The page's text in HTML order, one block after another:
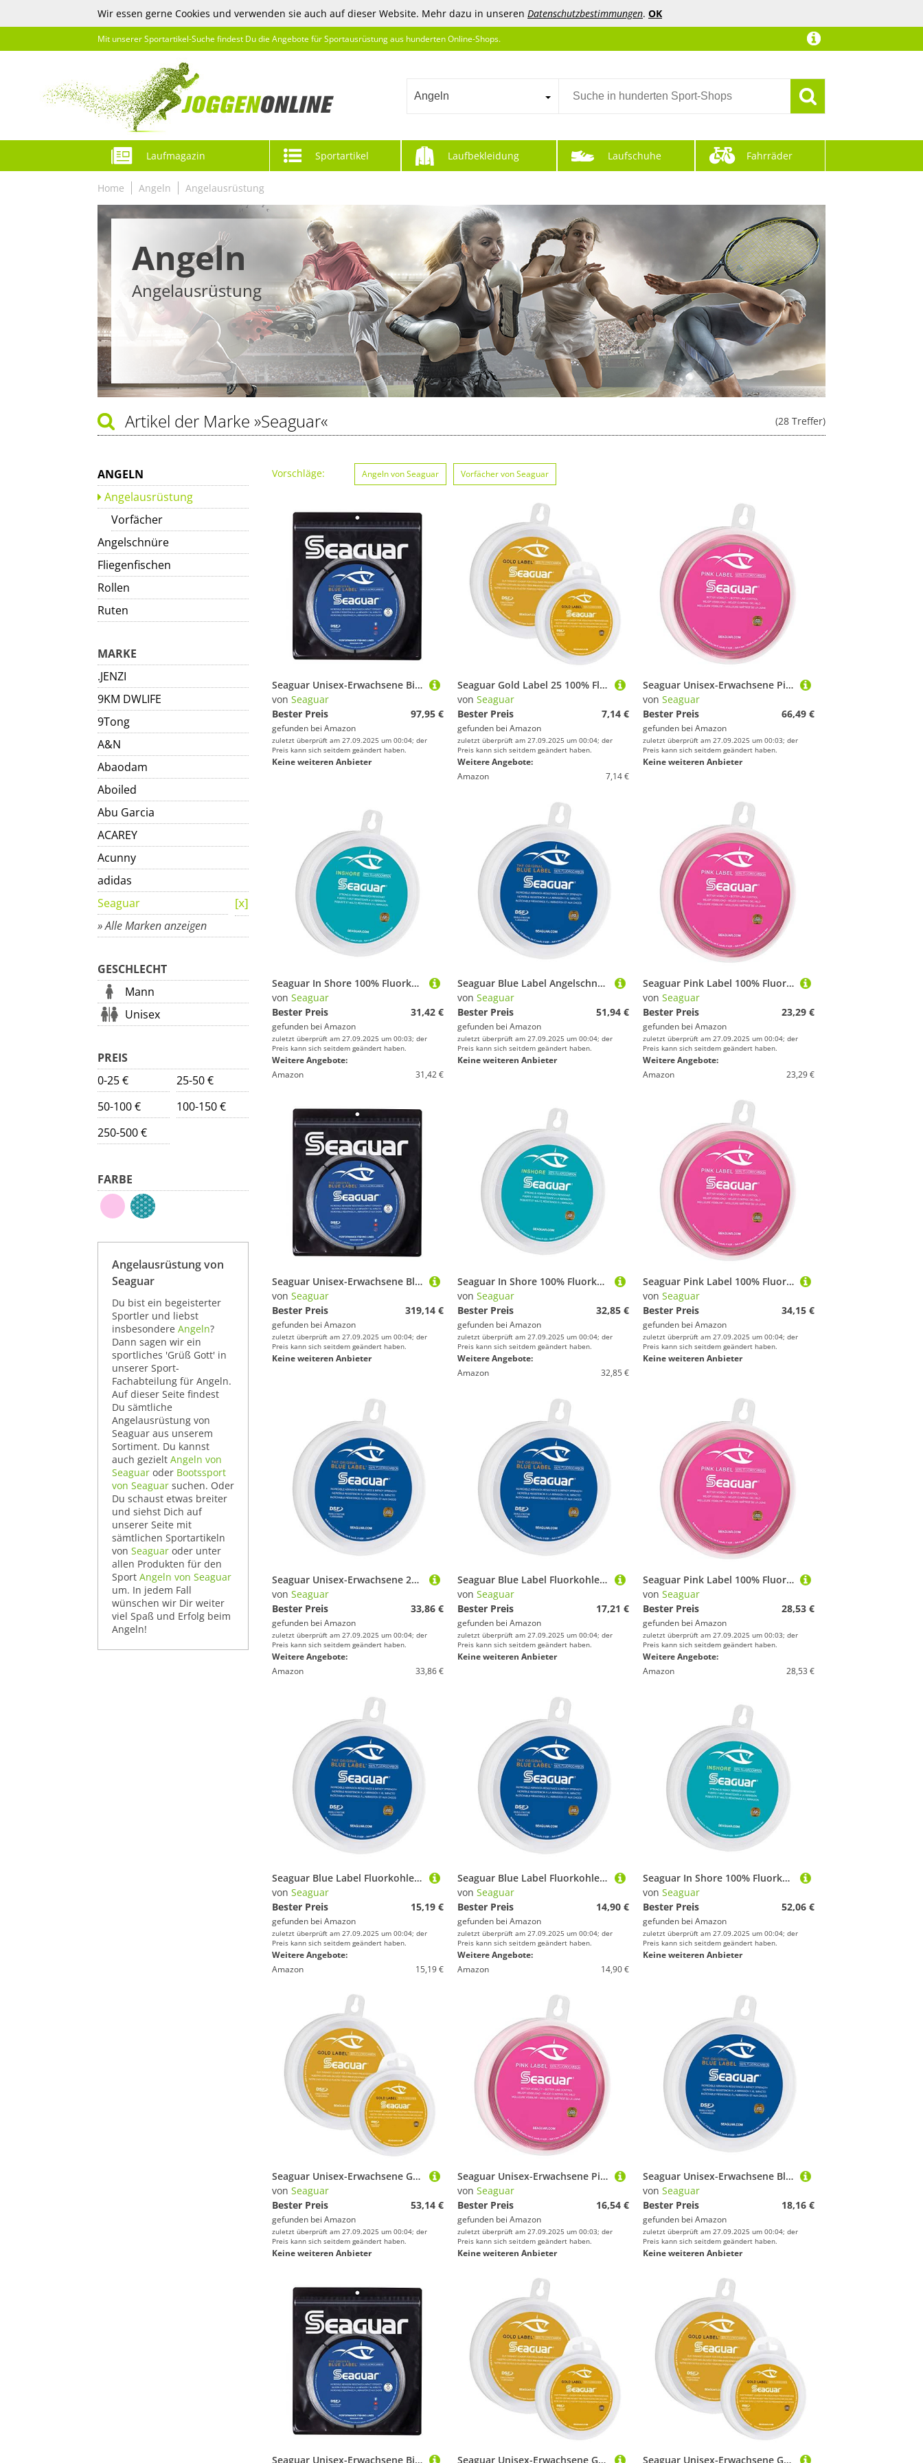
Wir essen gerne Cookies und verwenden sie auch auf dieser Website. Mehr dazu in unseren Datenschutzbestimmungen. OK
Mit unserer Sportartikel-Suche findest Du die Angebote für Sportausrüstung aus hunderten Online-Shops.
Angeln
Laufmagazin Sportartikel Laufbekleidung Laufschuhe Fahrräder
Home Angeln Angelausrüstung
Angeln
Angelausrüstung
(28 Treffer)
Artikel der Marke »Seaguar«
ANGELN
Angelausrüstung
Vorfächer
Angelschnüre
Fliegenfischen
Rollen
Ruten
MARKE
.JENZI
9KM DWLIFE
9Tong
A&N
Abaodam
Aboiled
Abu Garcia
ACAREY
Acunny
adidas
Seaguar
» Alle Marken anzeigen
GESCHLECHT
Mann
Unisex
PREIS
0-25 €
25-50 €
50-100 €
100-150 €
250-500 €
FARBE
Angelausrüstung von
Seaguar
Du bist ein begeisterter
Sportler und liebst
insbesondere Angeln?
Dann sagen wir ein
sportliches 'Grüß Gott' in
unserer Sport-
Fachabteilung für Angeln.
Auf dieser Seite findest
Du sämtliche
Angelausrüstung von
Seaguar aus unserem
Sortiment. Du kannst
auch gezielt Angeln von
Seaguar oder Bootssport
von Seaguar suchen. Oder
Du schaust etwas breiter
und siehst Dich auf
unserer Seite mit
sämtlichen Sportartikeln
von Seaguar oder unter
allen Produkten für den
Sport Angeln von Seaguar
um. In jedem Fall
wünschen wir Dir weiter
viel Spaß und Erfolg beim
Angeln!
Vorschläge: Angeln von Seaguar Vorfächer von Seaguar
Seaguar Unisex-Erwachsene Big Game Blue Label 100% Fluorkohlenstoff-Vorfach, farblos, 30 meters/180lbs
von Seaguar
Bester Preis
97,95 €
gefunden bei Amazon
zuletzt überprüft am 27.09.2025 um 00:04; der
Preis kann sich seitdem geändert haben.
Keine weiteren Anbieter
Seaguar Gold Label 25 100% Fluorkohlenstoff-Vorfach, Transparent, 4lbs/25yds
von Seaguar
Bester Preis
7,14 €
gefunden bei Amazon
zuletzt überprüft am 27.09.2025 um 00:04; der
Preis kann sich seitdem geändert haben.
Weitere Angebote:
Amazon
7,14 €
Seaguar Unisex-Erwachsene Pink Label 100% Fluorkohlenstoff-Vorfach, Rose, 150lbs/25yds
von Seaguar
Bester Preis
66,49 €
gefunden bei Amazon
zuletzt überprüft am 27.09.2025 um 00:03; der
Preis kann sich seitdem geändert haben.
Keine weiteren Anbieter
Seaguar In Shore 100% Fluorkohlenstoff-Vorfach, Transparent, 40-Pounds/100-Yards
von Seaguar
Bester Preis
31,42 €
gefunden bei Amazon
zuletzt überprüft am 27.09.2025 um 00:03; der
Preis kann sich seitdem geändert haben.
Weitere Angebote:
Amazon
31,42 €
Seaguar Blue Label Angelschnurvorfach aus 100% Fluorkohlenstoff, farblos, 30lbs/100yds
von Seaguar
Bester Preis
51,94 €
gefunden bei Amazon
zuletzt überprüft am 27.09.2025 um 00:04; der
Preis kann sich seitdem geändert haben.
Keine weiteren Anbieter
Seaguar Pink Label 100% Fluorkohlenstoff-Vorfach, Rose, 40lbs/25yds
von Seaguar
Bester Preis
23,29 €
gefunden bei Amazon
zuletzt überprüft am 27.09.2025 um 00:04; der
Preis kann sich seitdem geändert haben.
Weitere Angebote:
Amazon
23,29 €
Seaguar Unisex-Erwachsene Blue Label Big Game 110 Fluorcarbon Angelschnur Vorfach, Transparent, 110yds 180lbs
von Seaguar
Bester Preis
319,14 €
gefunden bei Amazon
zuletzt überprüft am 27.09.2025 um 00:04; der
Preis kann sich seitdem geändert haben.
Keine weiteren Anbieter
Seaguar In Shore 100% Fluorkohlenstoff-Vorfach, Transparent, 50-Pounds/100-Yards
von Seaguar
Bester Preis
32,85 €
gefunden bei Amazon
zuletzt überprüft am 27.09.2025 um 00:04; der
Preis kann sich seitdem geändert haben.
Weitere Angebote:
Amazon
32,85 €
Seaguar Pink Label 100% Fluorkohlenstoff-Vorfach, Rose, 50lbs/25yds
von Seaguar
Bester Preis
34,15 €
gefunden bei Amazon
zuletzt überprüft am 27.09.2025 um 00:04; der
Preis kann sich seitdem geändert haben.
Keine weiteren Anbieter
Seaguar Unisex-Erwachsene 20FC100 Blue Label Fluorocarbon-Vorfach, 91 m, 9 kg, Transparent, 20lbs/100yds
von Seaguar
Bester Preis
33,86 €
gefunden bei Amazon
zuletzt überprüft am 27.09.2025 um 00:04; der
Preis kann sich seitdem geändert haben.
Weitere Angebote:
Amazon
33,86 €
Seaguar Blue Label Fluorkohlenstoff-Vorfach, durchsichtig, 15-Pounds/25-Yards
von Seaguar
Bester Preis
17,21 €
gefunden bei Amazon
zuletzt überprüft am 27.09.2025 um 00:04; der
Preis kann sich seitdem geändert haben.
Keine weiteren Anbieter
Seaguar Pink Label 100% Fluorkohlenstoff-Vorfach, Rose, 80lbs/25yds
von Seaguar
Bester Preis
28,53 €
gefunden bei Amazon
zuletzt überprüft am 27.09.2025 um 00:03; der
Preis kann sich seitdem geändert haben.
Weitere Angebote:
Amazon
28,53 €
Seaguar Blue Label Fluorkohlenstoff-Vorfach, durchsichtig, 6-Pounds/25-Yards
von Seaguar
Bester Preis
15,19 €
gefunden bei Amazon
zuletzt überprüft am 27.09.2025 um 00:04; der
Preis kann sich seitdem geändert haben.
Weitere Angebote:
Amazon
15,19 €
Seaguar Blue Label Fluorkohlenstoff-Vorfach, durchsichtig, 4-Pounds/25-Yards
von Seaguar
Bester Preis
14,90 €
gefunden bei Amazon
zuletzt überprüft am 27.09.2025 um 00:04; der
Preis kann sich seitdem geändert haben.
Weitere Angebote:
Amazon
14,90 €
Seaguar In Shore 100% Fluorkohlenstoff-Vorfach, Transparent, 80-Pounds/100-Yards
von Seaguar
Bester Preis
52,06 €
gefunden bei Amazon
zuletzt überprüft am 27.09.2025 um 00:04; der
Preis kann sich seitdem geändert haben.
Keine weiteren Anbieter
Seaguar Unisex-Erwachsene Gold Label 50 Fluorcarbon Angelschnur Vorfach, Transparent, 40lb/50yds
von Seaguar
Bester Preis
53,14 €
gefunden bei Amazon
zuletzt überprüft am 27.09.2025 um 00:04; der
Preis kann sich seitdem geändert haben.
Keine weiteren Anbieter
Seaguar Unisex-Erwachsene Pink Label 100% Fluorkohlenstoff-Vorfach, Rose, 15lbs/25yds
von Seaguar
Bester Preis
16,54 €
gefunden bei Amazon
zuletzt überprüft am 27.09.2025 um 00:03; der
Preis kann sich seitdem geändert haben.
Keine weiteren Anbieter
Seaguar Unisex-Erwachsene Blue Label Angelschnurvorfach aus 100% Fluorkohlenstoff, Transparent, 12lbs/50yds
von Seaguar
Bester Preis
18,16 €
gefunden bei Amazon
zuletzt überprüft am 27.09.2025 um 00:04; der
Preis kann sich seitdem geändert haben.
Keine weiteren Anbieter
Seaguar Unisex-Erwachsene Big Game Blue Label 100% Fluorkohlenstoff-Vorfach, farblos, 200-Pounds Seaguar Unisex-Erwachsene Gold Label 50 Fluorcarbon Angelschnur Vorfach, Transparent, 80lbs/50yds Seaguar Unisex-Erwachsene Gold Label 50 Fluorcarbon Angelschnur Vorfach, Transparent, 50yds